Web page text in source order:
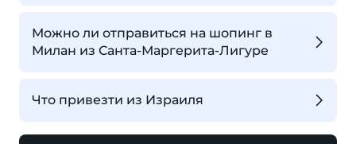
Можно ли отправиться на шопинг в
Милан из Санта-Маргерита-Лигуре
Что привезти из Израиля